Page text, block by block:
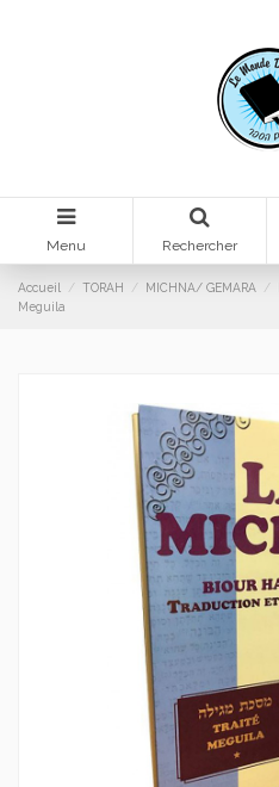
Menu Rechercher
Accueil TORAH MICHNA/ GEMARA
Meguila